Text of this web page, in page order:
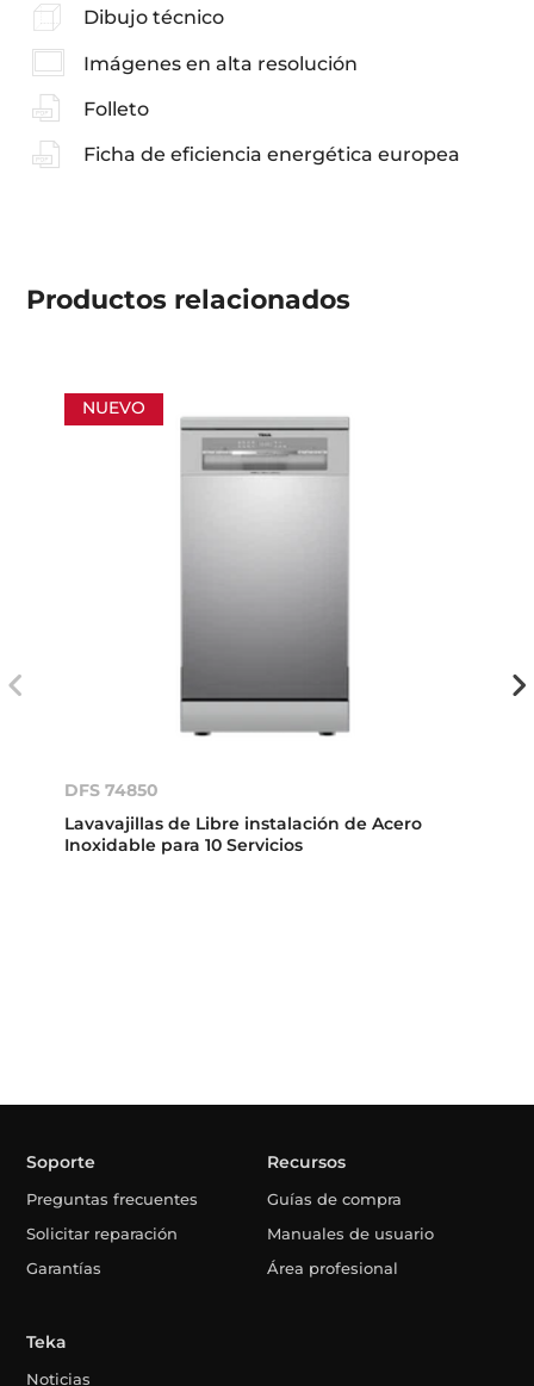
Dibujo técnico
Imágenes en alta resolución
Folleto
Ficha de eficiencia energética europea
Productos relacionados
NUEVO
DFS 74850
Lavavajillas de Libre instalación de Acero
Inoxidable para 10 Servicios
Soporte
Preguntas frecuentes
Solicitar reparación
Garantías
Recursos
Guías de compra
Manuales de usuario
Área profesional
Teka
Noticias